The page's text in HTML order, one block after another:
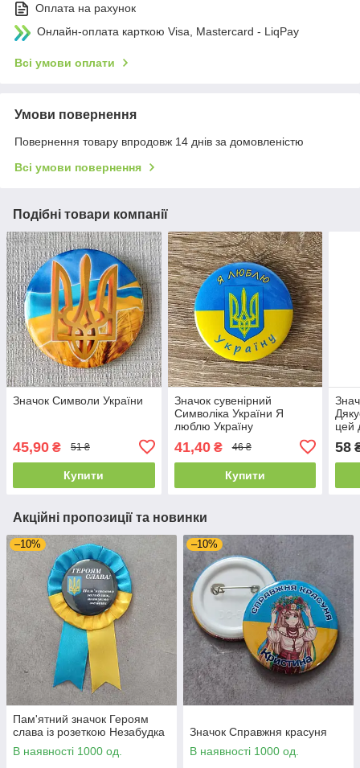
Оплата на рахунок
Онлайн-оплата карткою Visa, Mastercard - LiqPay
Всі умови оплати
Умови повернення
Повернення товару впродовж 14 днів за домовленістю
Всі умови повернення
Подібні товари компанії
Значок Символи України
45,90 ₴ 51 ₴
Купити
Значок сувенірний
Символіка України Я
люблю Україну
41,40₴ 46 ₴
Купити
цей
58
Акційні пропозиції та новинки
–10%
Пам'ятний значок Героям
слава із розеткою Незабудка
В наявності 1000 од.
–10%
Значок Справжня красуня
В наявності 1000 од.